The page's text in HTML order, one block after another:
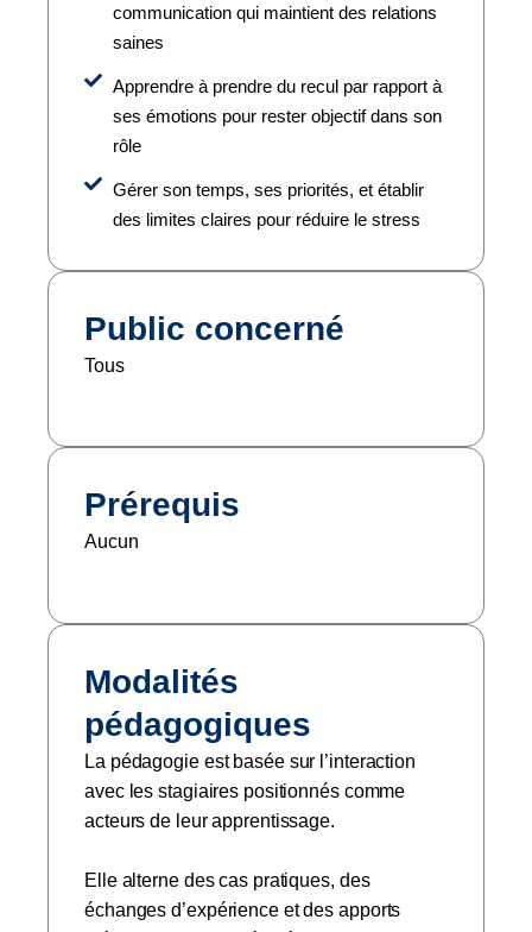
communication qui maintient des relations
saines
Apprendre à prendre du recul par rapport à
ses émotions pour rester objectif dans son
rôle
Gérer son temps, ses priorités, et établir
des limites claires pour réduire le stress
Public concerné
Tous
Prérequis
Aucun
Modalités
pédagogiques
La pédagogie est basée sur l’interaction
avec les stagiaires positionnés comme
acteurs de leur apprentissage.
Elle alterne des cas pratiques, des
échanges d’expérience et des apports